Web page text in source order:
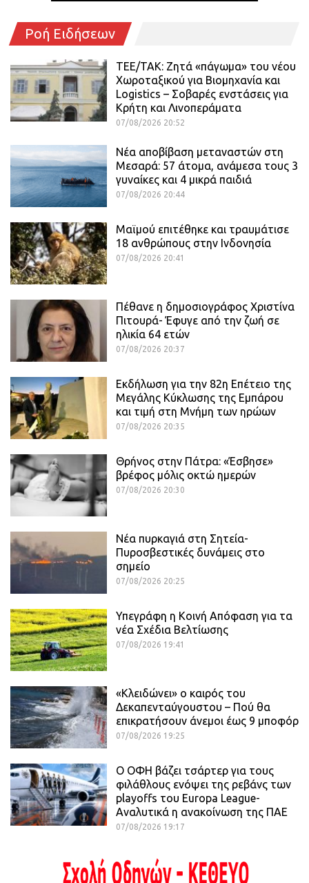
Ροή Ειδήσεων
ΤΕΕ/ΤΑΚ: Ζητά «πάγωμα» του νέου
Χωροταξικού για Βιομηχανία και
Logistics – Σοβαρές ενστάσεις για
Κρήτη και Λινοπεράματα
07/08/2026 20:52
Νέα αποβίβαση μεταναστών στη
Μεσαρά: 57 άτομα, ανάμεσα τους 3
γυναίκες και 4 μικρά παιδιά
07/08/2026 20:44
Μαϊμού επιτέθηκε και τραυμάτισε
18 ανθρώπους στην Ινδονησία
07/08/2026 20:41
Πέθανε η δημοσιογράφος Χριστίνα
Πιτουρά- Έφυγε από την ζωή σε
ηλικία 64 ετών
07/08/2026 20:37
Εκδήλωση για την 82η Επέτειο της
Μεγάλης Κύκλωσης της Εμπάρου
και τιμή στη Μνήμη των ηρώων
07/08/2026 20:35
Θρήνος στην Πάτρα: «Έσβησε»
βρέφος μόλις οκτώ ημερών
07/08/2026 20:30
Νέα πυρκαγιά στη Σητεία-
Πυροσβεστικές δυνάμεις στο
σημείο
07/08/2026 20:25
Υπεγράφη η Κοινή Απόφαση για τα
νέα Σχέδια Βελτίωσης
07/08/2026 19:41
«Κλειδώνει» ο καιρός του
Δεκαπενταύγουστου – Πού θα
επικρατήσουν άνεμοι έως 9 μποφόρ
07/08/2026 19:25
Ο ΟΦΗ βάζει τσάρτερ για τους
φιλάθλους ενόψει της ρεβάνς των
playoffs του Europa League-
Αναλυτικά η ανακοίνωση της ΠΑΕ
07/08/2026 19:17